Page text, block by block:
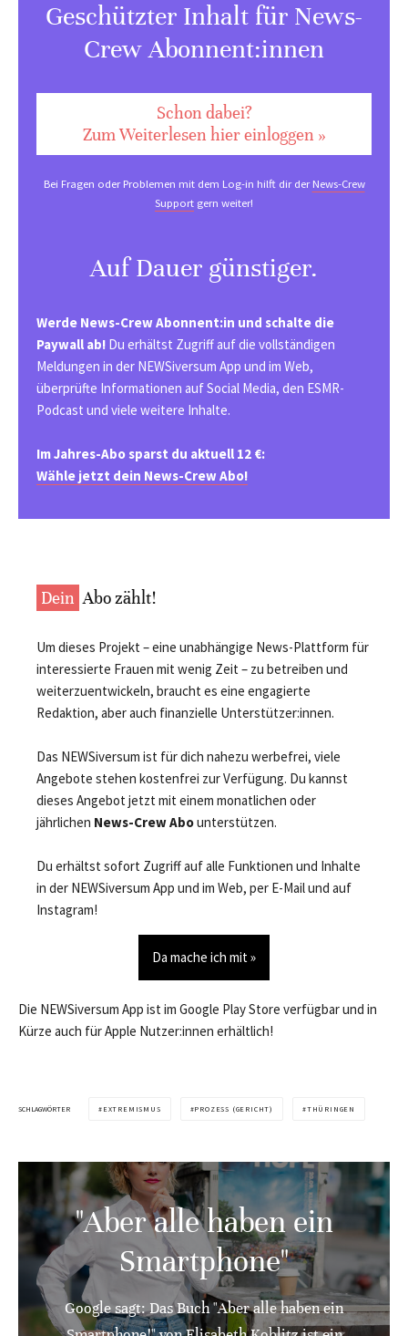
Geschützter Inhalt für News-
Crew Abonnent:innen
Schon dabei?
Zum Weiterlesen hier einloggen »
Bei Fragen oder Problemen mit dem Log-in hilft dir derNews-Crew
Support gern weiter!
Auf Dauer günstiger.
Werde News-Crew Abonnent:in und schalte die
Paywall ab! Du erhältst Zugriff auf die vollständigen
Meldungen in der NEWSiversum App und im Web,
überprüfte Informationen auf Social Media, den ESMR-
Podcast und viele weitere Inhalte.
Im Jahres-Abo sparst du aktuell 12 €:
Wähle jetzt dein News-Crew Abo!
Dein Abo zählt!
Um dieses Projekt – eine unabhängige News-Plattform für
interessierte Frauen mit wenig Zeit – zu betreiben und
weiterzuentwickeln, braucht es eine engagierte
Redaktion, aber auch finanzielle Unterstützer:innen.
Das NEWSiversum ist für dich nahezu werbefrei, viele
Angebote stehen kostenfrei zur Verfügung. Du kannst
dieses Angebot jetzt mit einem monatlichen oder
jährlichen News-Crew Abounterstützen.
Du erhältst sofort Zugriff auf alle Funktionen und Inhalte
in der NEWSiversum App und im Web, per E-Mail und auf
Instagram!
Da mache ich mit »
Die NEWSiversum App ist im Google Play Store verfügbar und in
Kürze auch für Apple Nutzer:innen erhältlich!
SCHLAGWÖRTER EXTREMISMUS PROZESS (GERICHT) THÜRINGEN
"Aber alle haben ein
Smartphone"
Google sagt: Das Buch "Aber alle haben ein